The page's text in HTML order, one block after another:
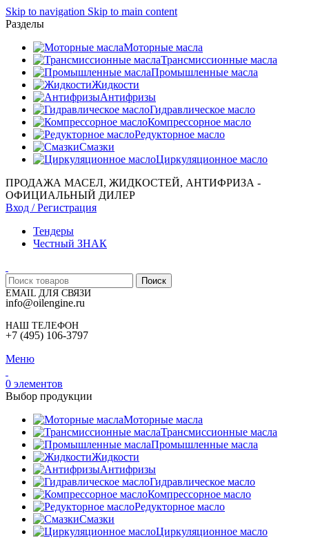
Skip to navigation Skip to main content
Разделы
Моторные масла
Трансмиссионные масла
Промышленные масла
Жидкости
Антифризы
Гидравлическое масло
Компрессорное масло
Редукторное масло
Смазки
Циркуляционное масло
ПРОДАЖА МАСЕЛ, ЖИДКОСТЕЙ, АНТИФРИЗА -
ОФИЦИАЛЬНЫЙ ДИЛЕР
Вход / Регистрация
Тендеры
Честный ЗНАК
Поиск
EMAIL ДЛЯ СВЯЗИ
info@oilengine.ru
НАШ ТЕЛЕФОН
+7 (495) 106-3797
Меню
0 элементов
Выбор продукции
Моторные масла
Трансмиссионные масла
Промышленные масла
Жидкости
Антифризы
Гидравлическое масло
Компрессорное масло
Редукторное масло
Смазки
Циркуляционное масло